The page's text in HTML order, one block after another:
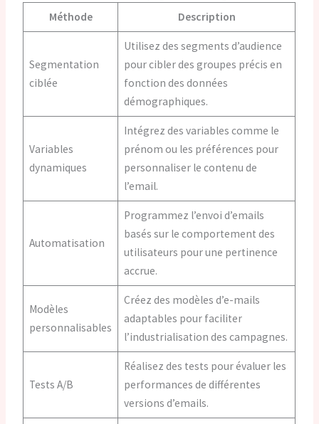
Méthode
Description
Segmentation
ciblée
Utilisez des segments d’audience
pour cibler des groupes précis en
fonction des données
démographiques.
Variables
dynamiques
Intégrez des variables comme le
prénom ou les préférences pour
personnaliser le contenu de
l’email.
Automatisation
Programmez l’envoi d’emails
basés sur le comportement des
utilisateurs pour une pertinence
accrue.
Modèles
personnalisables
Créez des modèles d’e-mails
adaptables pour faciliter
l’industrialisation des campagnes.
Tests A/B
Réalisez des tests pour évaluer les
performances de différentes
versions d’emails.